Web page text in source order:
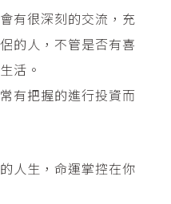
有很深刻的交流，充
的人，不管是否有喜
活。
有把握的進行投資而
人生，命運掌控在你